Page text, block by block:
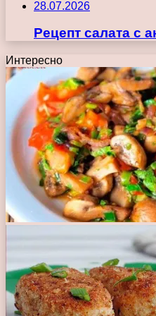
28.07.2026
Рецепт салата с
Интересно